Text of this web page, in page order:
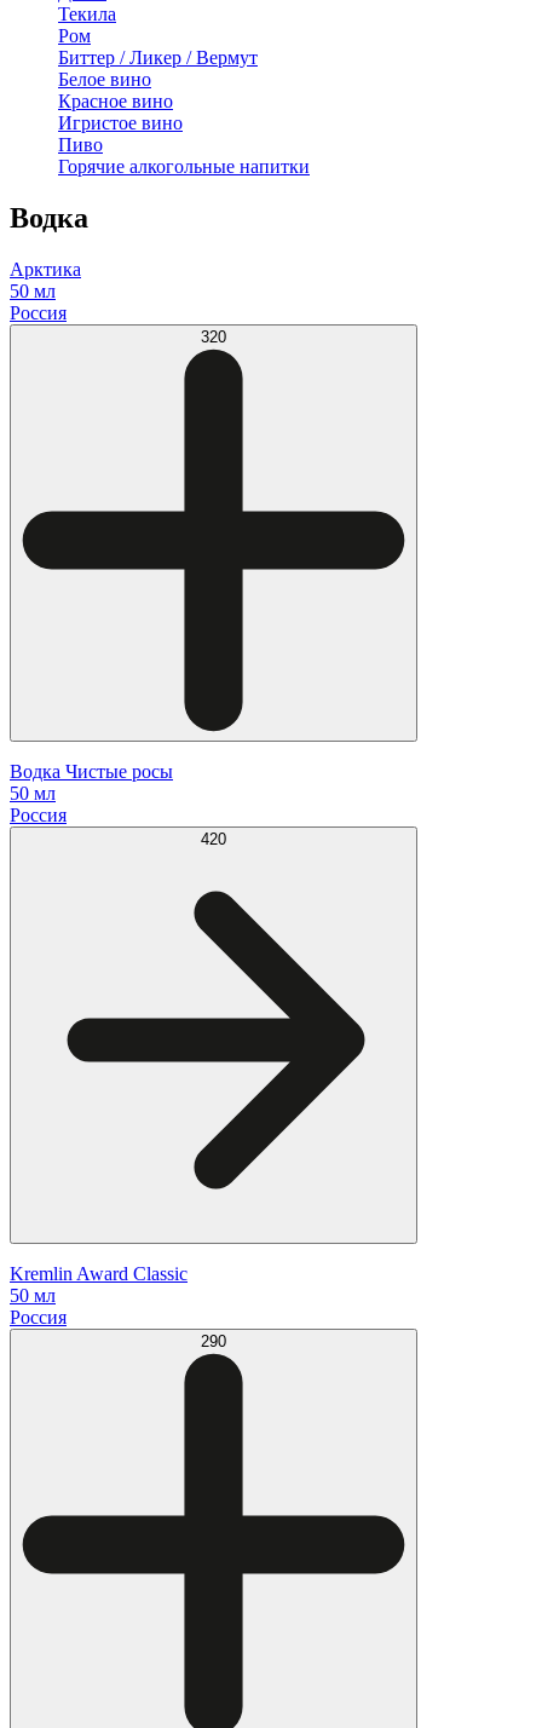
Текила
Ром
Биттер / Ликер / Вермут
Белое вино
Красное вино
Игристое вино
Пиво
Горячие алкогольные напитки
Водка
Арктика
50 мл
Россия
320
Водка Чистые росы
50 мл
Россия
420
Kremlin Award Classic
50 мл
Россия
290